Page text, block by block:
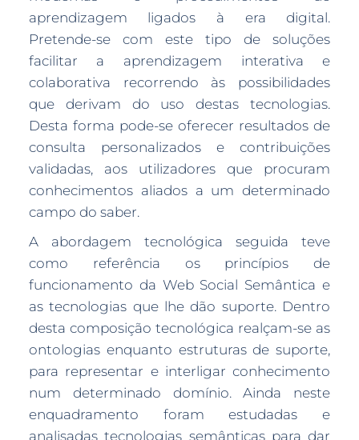
aprendizagem ligados à era digital.
Pretende-se com este tipo de soluções
facilitar a aprendizagem interativa e
colaborativa recorrendo às possibilidades
que derivam do uso destas tecnologias.
Desta forma pode-se oferecer resultados de
consulta personalizados e contribuições
validadas, aos utilizadores que procuram
conhecimentos aliados a um determinado
campo do saber.
A abordagem tecnológica seguida teve
como referência os princípios de
funcionamento da Web Social Semântica e
as tecnologias que lhe dão suporte. Dentro
desta composição tecnológica realçam-se as
ontologias enquanto estruturas de suporte,
para representar e interligar conhecimento
num determinado domínio. Ainda neste
enquadramento foram estudadas e
analisadas tecnologias semânticas para dar